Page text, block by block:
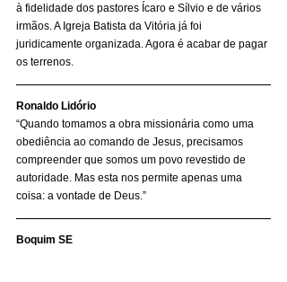
à fidelidade dos pastores Ícaro e Sílvio e de vários
irmãos. A Igreja Batista da Vitória já foi
juridicamente organizada. Agora é acabar de pagar
os terrenos.
Ronaldo Lidório
“Quando tomamos a obra missionária como uma
obediência ao comando de Jesus, precisamos
compreender que somos um povo revestido de
autoridade. Mas esta nos permite apenas uma
coisa: a vontade de Deus.”
Boquim SE